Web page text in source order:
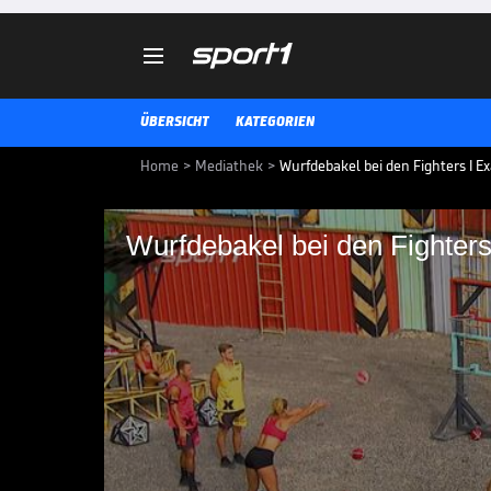

ÜBERSICHT KATEGORIEN
Home > Mediathek > Wurfdebakel bei den Fighters I
Wurfdebakel bei den Fighters
Wurfdebakel bei
Bei einem Minispiel erleben die
die Niederlage besiegelt.
EXATLON